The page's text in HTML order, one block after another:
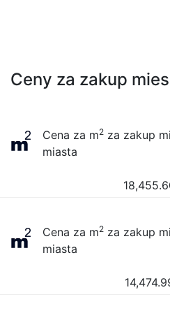
Ceny za zakup
Cena za m2 za zakup
miasta
Cena za m2 za zakup
miasta